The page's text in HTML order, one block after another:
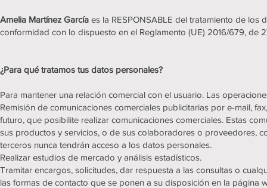
Amelia Martínez García es la RESPONSABLE del tratamiento de
conformidad con lo dispuesto en el Reglamento (UE) 2016/679, de
¿Para qué tratamos tus datos personales?
Para mantener una relación comercial con el usuario. Las
Remisión de comunicaciones comerciales publicitarias por e-mail,
futuro, que posibilite realizar comunicaciones comerciales. Estas
sus productos y servicios, o de sus colaboradores o proveedores,
terceros nunca tendrán acceso a los datos personales.
Realizar estudios de mercado y análisis estadísticos.
Tramitar encargos, solicitudes, dar respuesta a las consultas o
las formas de contacto que se ponen a su disposición en la página